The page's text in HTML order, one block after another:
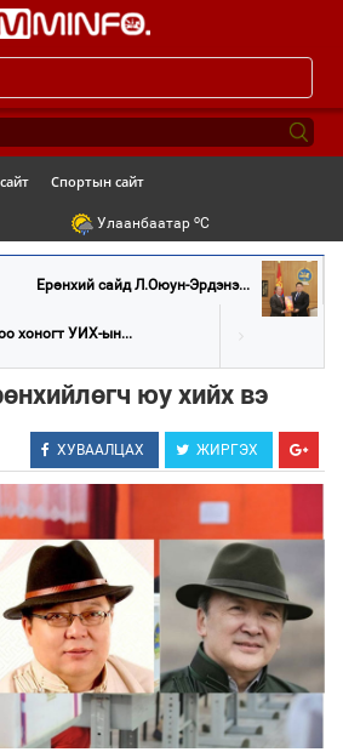
navigation
Спортын сайт
Улаанбаатар oC
Ерөнхий сайд Л.Оюун-Эрдэнэ...
хоногт УИХ-ын...
юу хийх вэ
ХУВААЛЦАХ ЖИРГЭХ